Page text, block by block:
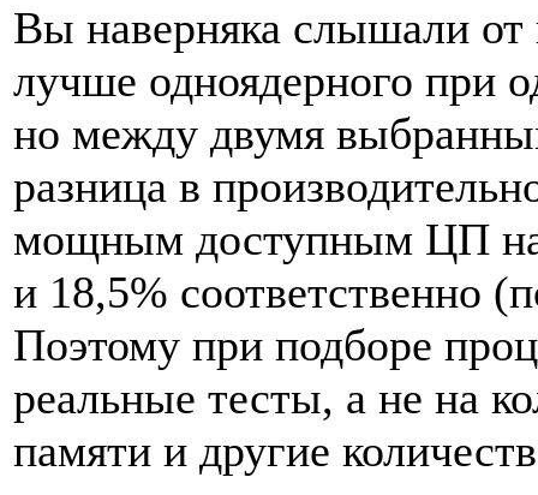
Вы наверняка слышали от
лучше одноядерного при
но между двумя
разница в
мощным доступным ЦП
и 18,5% соответственно
Поэтому при подборе
реальные тесты, а не на
памяти и другие